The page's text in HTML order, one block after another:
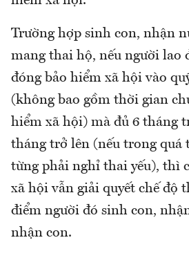
Trường hợp sinh con, nhận
mang thai hộ, nếu người lao
đóng bảo hiểm xã hội vào
(không bao gồm thời gian
hiểm xã hội) mà đủ 6 tháng
tháng trở lên (nếu trong
từng phải nghỉ thai yếu), thì
xã hội vẫn giải quyết chế độ
điểm người đó sinh con,
nhận con.